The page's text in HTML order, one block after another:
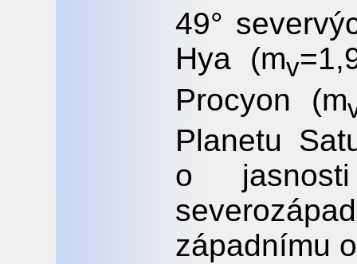
49°
Hya (mv
Procyon (m
Planetu
o
západnímu